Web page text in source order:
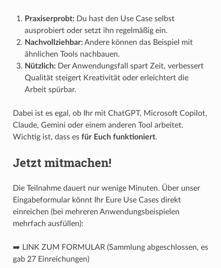
Praxiserprobt:Du hast den Use Case selbst
ausprobiert oder setzt ihn regelmäßig ein.
Nachvollziehbar:Andere können das Beispiel mit
ähnlichen Tools nachbauen.
Nützlich:Der Anwendungsfall spart Zeit, verbessert
Qualität steigert Kreativität oder erleichtert die
Arbeit spürbar.
Dabei ist es egal, ob Ihr mit ChatGPT, Microsoft Copilot,
Claude, Gemini oder einem anderen Tool arbeitet.
Wichtig ist, dass es für Euch funktioniert.
Jetzt mitmachen!
Die Teilnahme dauert nur wenige Minuten. Über unser
Eingabeformular könnt Ihr Eure Use Cases direkt
einreichen (bei mehreren Anwendungsbeispielen
mehrfach ausfüllen):
➡️ LINK ZUM FORMULAR (Sammlung abgeschlossen, es
gab 27 Einreichungen)